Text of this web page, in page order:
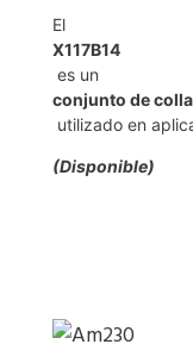
El
X117B14
es un
conjunto de
utilizado en
(Disponible)